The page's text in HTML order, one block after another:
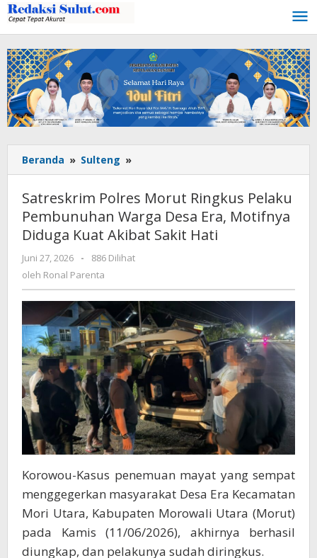
Lewati
ke
konten
Beranda » Sulteng »
Polres
Ringkus
Pelaku
Pembunuhan
Desa
Motifnya
Diduga
Kuat
Akibat
Sakit
Hati
Satreskrim Polres Morut Ringkus Pelaku
Pembunuhan Warga Desa Era, Motifnya
Diduga Kuat Akibat Sakit Hati
Juni 27, 2026
oleh
Ronal
-
886 Dilihat
oleh Ronal Parenta
Korowou-Kasus penemuan mayat yang sempat
menggegerkan masyarakat Desa Era Kecamatan
Mori Utara, Kabupaten Morowali Utara (Morut)
pada Kamis (11/06/2026), akhirnya berhasil
diungkap, dan pelakunya sudah diringkus.